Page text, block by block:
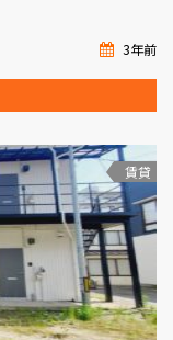
3年前
賃貸